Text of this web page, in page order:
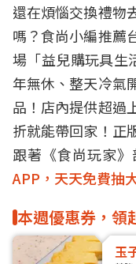
還在煩惱交換禮物
嗎？食尚小編推薦
場「益兒購玩具生
年無休、整天冷氣
品！店內提供超過
折就能帶回家！正
跟著《食尚玩家》
APP，天天免費抽
本週優惠券，領
玉